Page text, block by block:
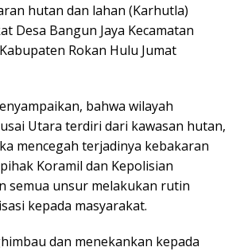
hutan dan lahan (Karhutla)
Desa Bangun Jaya Kecamatan
Rokan Hulu Jumat
bahwa wilayah
Utara terdiri dari kawasan hutan,
mencegah terjadinya kebakaran
Koramil dan Kepolisian
semua unsur melakukan rutin
kepada masyarakat.
dan menekankan kepada